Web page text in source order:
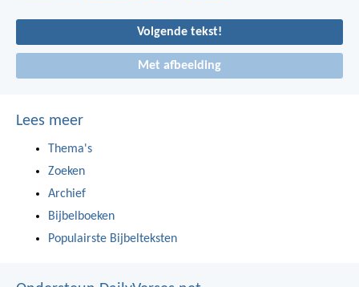
Volgende tekst!
Met afbeelding
Lees meer
Thema's
Zoeken
Archief
Bijbelboeken
Populairste Bijbelteksten